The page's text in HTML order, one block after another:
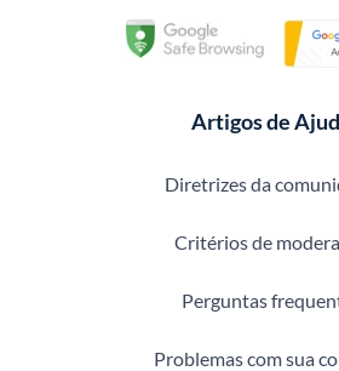
Artigos de
Diretrizes da
Critérios de
Perguntas
Problemas com sua